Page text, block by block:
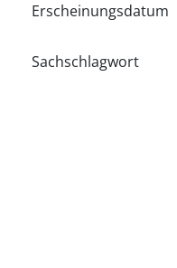
Erscheinungsdatum
Sachschlagwort